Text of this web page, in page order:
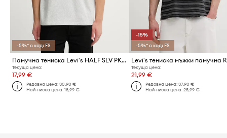
-5%* с код: FS
Памучна тениска Levi's HALF SLV PKT
Текуща цена:
17,99 €
Редовна цена:30,90 €
Най-ниска цена:18,99 €
-15%
-5%* с код: FS
Текуща цена:
21,99 €
Редовна цена: 37,90 €
Най-ниска цена: 25,99 €